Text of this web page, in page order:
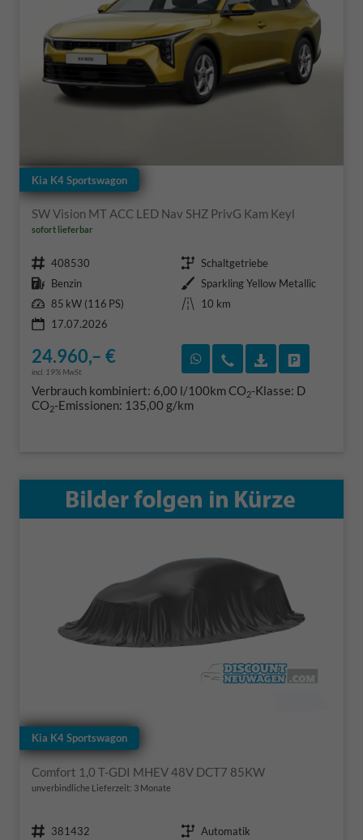
Kia K4 Sportswagon
SW Vision MT ACC LED Nav SHZ PrivG Kam Keyl
sofort lieferbar
Fahrzeugnr. 408530 Getriebe Schaltgetriebe
Kraftstoff Benzin Außenfarbe Sparkling Yellow Metallic
Leistung 85 kW (116 PS) Kilometerstand
10 km
17.07.2026
24.960,– €
incl. 19% MwSt.
Rückruf vereinbaren
Wir rufen Sie an
Verbrauch kombiniert: 6,00 l/100kmCO2-Klasse: D
CO2-Emissionen: 135,00 g/km
Kia K4 Sportswagon
Comfort 1,0 T-GDI MHEV 48V DCT7 85KW
unverbindliche Lieferzeit: 3 Monate
381432
Automatik